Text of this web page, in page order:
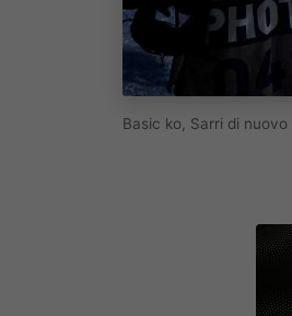
Basic ko, Sarri di